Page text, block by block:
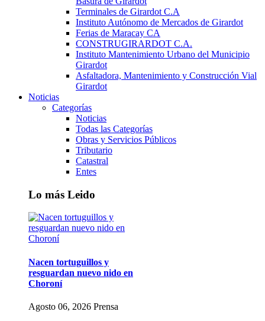
Terminales de Girardot C.A
Instituto Autónomo de Mercados de Girardot
Ferias de Maracay CA
CONSTRUGIRARDOT C.A.
Instituto Mantenimiento Urbano del Municipio
Girardot
Asfaltadora, Mantenimiento y Construcción Vial
Girardot
Noticias
Categorías
Noticias
Todas las Categorías
Obras y Servicios Públicos
Tributario
Catastral
Entes
Lo más Leido
Nacen tortuguillos y
resguardan nuevo nido en
Choroní
Agosto 06, 2026 Prensa